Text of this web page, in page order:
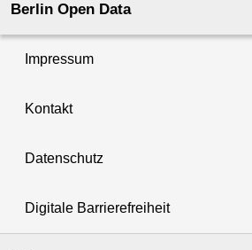
Berlin Open Data
Impressum
Kontakt
Datenschutz
Digitale Barrierefreiheit